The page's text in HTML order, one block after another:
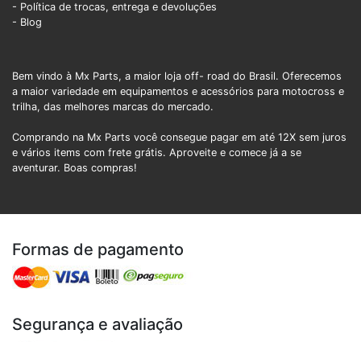
- Política de trocas, entrega e devoluções
- Blog
Bem vindo à Mx Parts, a maior loja off- road do Brasil. Oferecemos
a maior variedade em equipamentos e acessórios para motocross e
trilha, das melhores marcas do mercado.
Comprando na Mx Parts você consegue pagar em até 12X sem juros
e vários items com frete grátis. Aproveite e comece já a se
aventurar. Boas compras!
Formas de pagamento
Segurança e avaliação